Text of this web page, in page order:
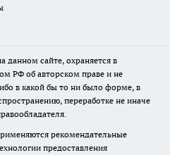
данном сайте, охраняется в
РФ об авторском праве и не
в какой бы то ни было форме, в
переработке не иначе
рекомендательные
предоставления